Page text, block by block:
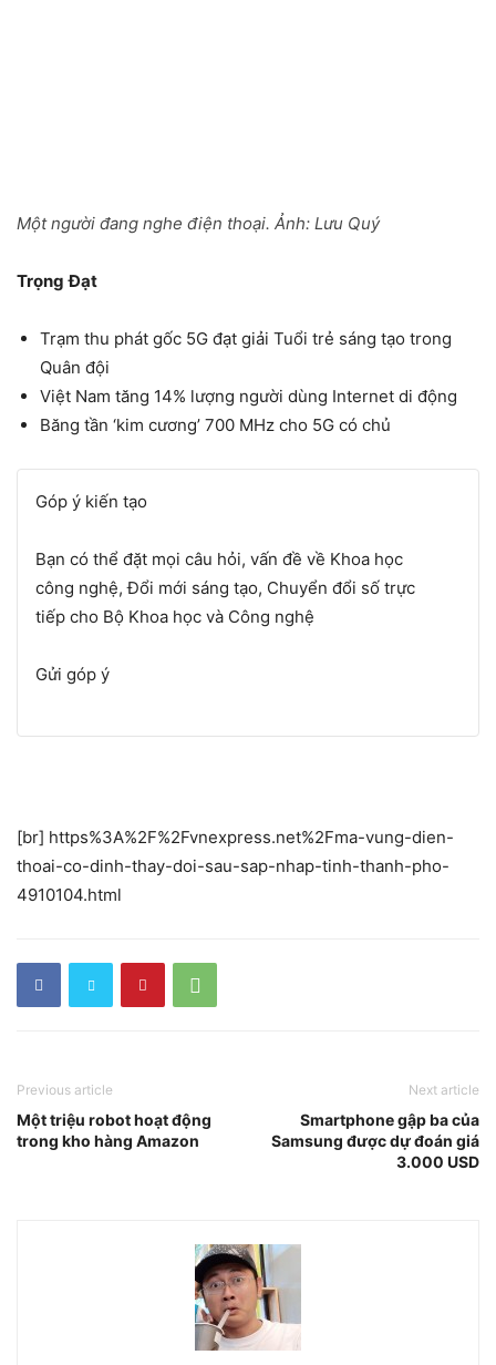
Một người đang nghe điện thoại. Ảnh: Lưu Quý
Trọng Đạt
Trạm thu phát gốc 5G đạt giải Tuổi trẻ sáng tạo trong
Quân đội
Việt Nam tăng 14% lượng người dùng Internet di động
Băng tần ‘kim cương’ 700 MHz cho 5G có chủ
Góp ý kiến tạo
Bạn có thể đặt mọi câu hỏi, vấn đề về Khoa học
công nghệ, Đổi mới sáng tạo, Chuyển đổi số trực
tiếp cho Bộ Khoa học và Công nghệ
Gửi góp ý
[br] https%3A%2F%2Fvnexpress.net%2Fma-vung-dien-
thoai-co-dinh-thay-doi-sau-sap-nhap-tinh-thanh-pho-
4910104.html
Previous article
Một triệu robot hoạt động
trong kho hàng Amazon
Next article
Smartphone gập ba của
Samsung được dự đoán giá
3.000 USD